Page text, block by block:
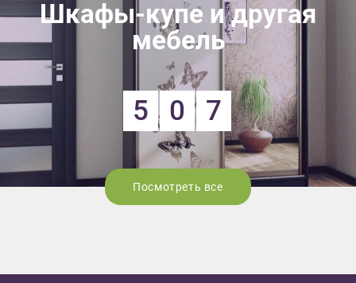
Шкафы-купе и другая
мебель
5 0 7
Посмотреть все